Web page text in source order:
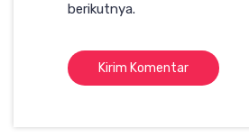
berikutnya.